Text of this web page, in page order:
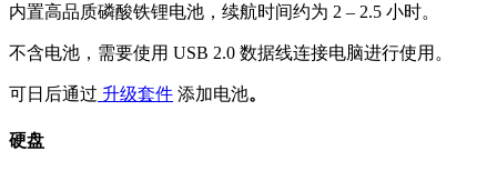
内置高品质磷酸铁锂电池，续航时间约为 2 – 2.5 小时。
不含电池，需要使用 USB 2.0 数据线连接电脑进行使用。
可日后通过 升级套件 添加电池。
硬盘